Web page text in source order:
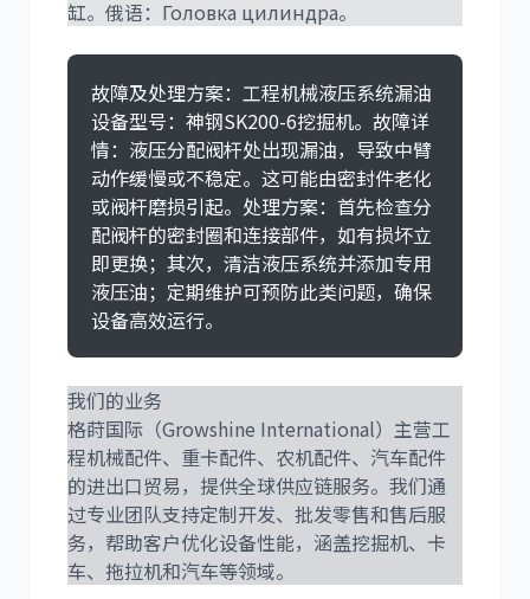
缸。俄语：Головка цилиндра。
故障及处理方案：工程机械液压系统漏油
设备型号：神钢SK200-6挖掘机。故障详
情：液压分配阀杆处出现漏油，导致中臂
动作缓慢或不稳定。这可能由密封件老化
或阀杆磨损引起。处理方案：首先检查分
配阀杆的密封圈和连接部件，如有损坏立
即更换；其次，清洁液压系统并添加专用
液压油；定期维护可预防此类问题，确保
设备高效运行。
我们的业务
格莳国际（Growshine International）主营工
程机械配件、重卡配件、农机配件、汽车配件
的进出口贸易，提供全球供应链服务。我们通
过专业团队支持定制开发、批发零售和售后服
务，帮助客户优化设备性能，涵盖挖掘机、卡
车、拖拉机和汽车等领域。